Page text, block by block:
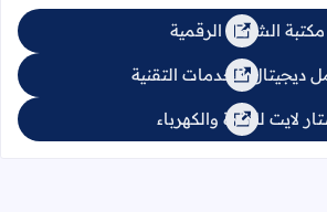
مكتبة الشامل الرقمية
ديجيتال للخدمات التقنية
لايت للإنارة والكهرباء